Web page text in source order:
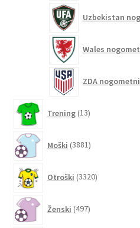
Uzbekistan
Wales
ZDA
Trening 13izdelkov
Moški 3881izdelkov
Otroški 3320izdelkov
Ženski 497izdelkov